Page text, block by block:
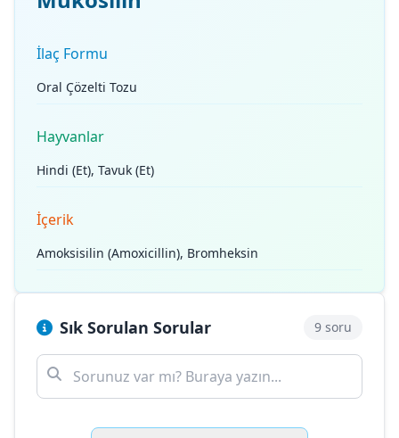
İlaç Formu
Oral Çözelti Tozu
Hayvanlar
Hindi (Et), Tavuk (Et)
İçerik
Amoksisilin (Amoxicillin), Bromheksin
Sık Sorulan Sorular 9 soru